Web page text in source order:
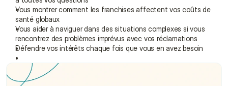
Vous montrer comment les franchises affectent vos coûts de
santé globaux
Vous aider à naviguer dans des situations complexes si vous
rencontrez des problèmes imprévus avec vos réclamations
Défendre vos intérêts chaque fois que vous en avez besoin